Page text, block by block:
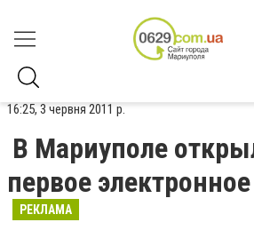
16:25, 3 червня 2011 р.
В Мариуполе
первое
РЕКЛАМА